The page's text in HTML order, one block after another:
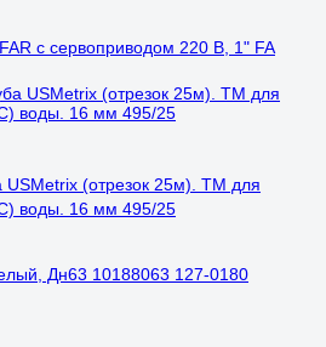
с сервоприводом 220 В, 1" FA
USMetrix (отрезок 25м). ТМ для
воды. 16 мм 495/25